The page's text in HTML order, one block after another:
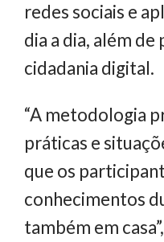
redes sociais e
dia a dia, além
cidadania digital.
“A metodologia
práticas e
que os
conhecimentos
também em